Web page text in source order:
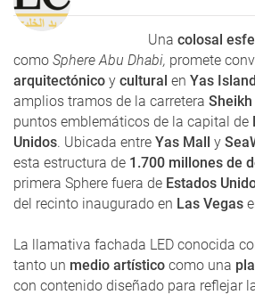
Una colosal
como Sphere Abu Dhabi, promete
arquitectónico y cultural en Yas Island
amplios tramos de la carretera
puntos emblemáticos de la capital de
Unidos. Ubicada entre Yas Mall y
esta estructura de 1.700 millones de
primera Sphere fuera de Estados
del recinto inaugurado en Las Vegas
La llamativa fachada LED conocida
tanto un medio artístico como una
con contenido diseñado para reflejar